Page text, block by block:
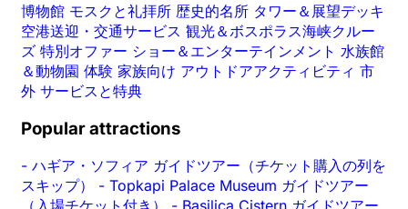
博物館 モスクと礼拝所 歴史的名所 タワー＆展望デッキ
空港送迎・交通サービス 観光＆ボスポラス海峡クルー
ズ 特別オファー ショー＆エンターテインメント 水族館
＆動物園 体験 家族向け アウトドアアクティビティ 市
外 サービスと特典
Popular attractions
- ハギア・ソフィア ガイドツアー（チケット購入の列を
スキップ） - Topkapi Palace Museum ガイドツアー